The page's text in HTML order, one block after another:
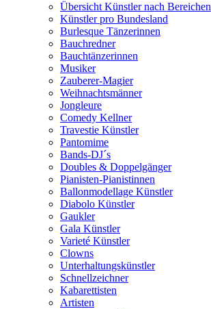
Übersicht Künstler nach Bereichen
Künstler pro Bundesland
Burlesque Tänzerinnen
Bauchredner
Bauchtänzerinnen
Musiker
Zauberer-Magier
Weihnachtsmänner
Jongleure
Comedy Kellner
Travestie Künstler
Pantomime
Bands-DJ´s
Doubles & Doppelgänger
Pianisten-Pianistinnen
Ballonmodellage Künstler
Diabolo Künstler
Gaukler
Gala Künstler
Varieté Künstler
Clowns
Unterhaltungskünstler
Schnellzeichner
Kabarettisten
Artisten